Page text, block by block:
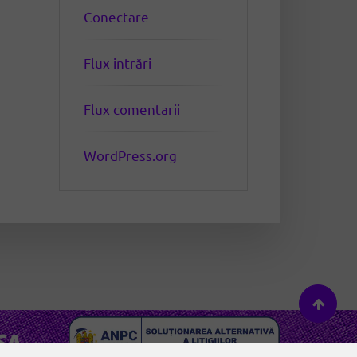
Conectare
Flux intrări
Flux comentarii
WordPress.org